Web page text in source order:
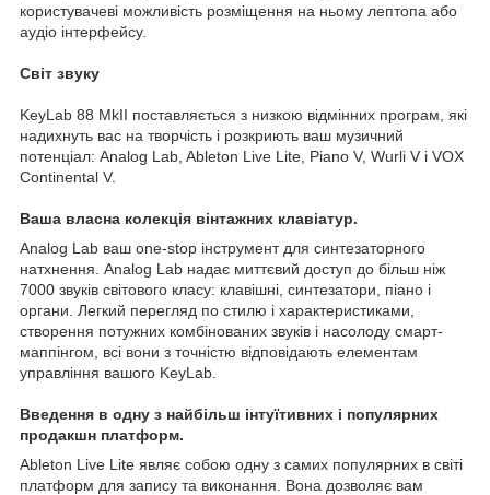
користувачеві можливість розміщення на ньому лептопа або
аудіо інтерфейсу.
Світ звуку
KeyLab 88 MkII поставляється з низкою відмінних програм, які
надихнуть вас на творчість і розкриють ваш музичний
потенціал: Analog Lab, Ableton Live Lite, Piano V, Wurli V і VOX
Continental V.
Ваша власна колекція вінтажних клавіатур.
Analog Lab ваш one-stop інструмент для синтезаторного
натхнення. Analog Lab надає миттєвий доступ до більш ніж
7000 звуків світового класу: клавішні, синтезатори, піано і
органи. Легкий перегляд по стилю і характеристиками,
створення потужних комбінованих звуків і насолоду смарт-
маппінгом, всі вони з точністю відповідають елементам
управління вашого KeyLab.
Введення в одну з найбільш інтуїтивних і популярних
продакшн платформ.
Ableton Live Lite являє собою одну з самих популярних в світі
платформ для запису та виконання. Вона дозволяє вам